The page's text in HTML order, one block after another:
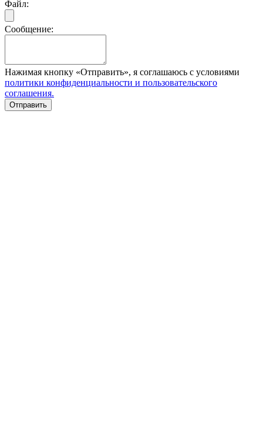
Файл:
Сообщение:
Нажимая кнопку «Отправить», я соглашаюсь с условиями
политики конфиденциальности и пользовательского
соглашения.
Отправить